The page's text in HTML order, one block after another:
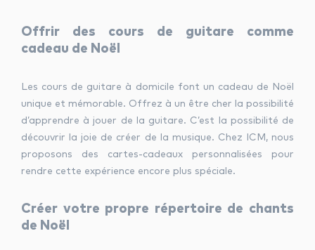
Offrir des cours de guitare comme
cadeau de Noël
Les cours de guitare à domicile font un cadeau de Noël
unique et mémorable. Offrez à un être cher la possibilité
d’apprendre à jouer de la guitare. C’est la possibilité de
découvrir la joie de créer de la musique. Chez ICM, nous
proposons des cartes-cadeaux personnalisées pour
rendre cette expérience encore plus spéciale.
Créer votre propre répertoire de chants
de Noël